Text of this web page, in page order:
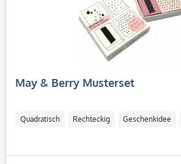
May & Berry Musterset
Quadratisch Rechteckig Geschenkidee